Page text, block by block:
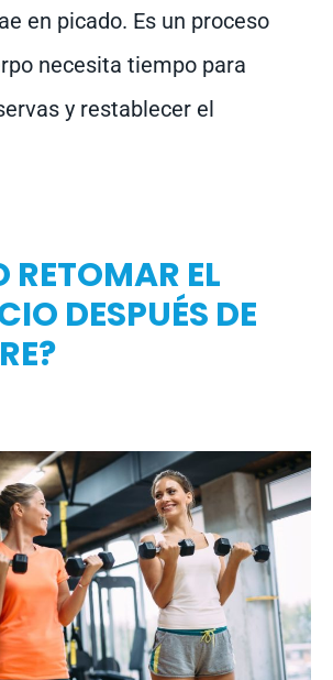
en picado. Es un proceso
necesita tiempo para
y restablecer el
RETOMAR EL
DESPUÉS DE